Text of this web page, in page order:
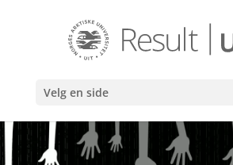
Velg en side